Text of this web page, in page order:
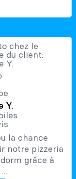
Y.
la chance
notre pizzeria
grâce à